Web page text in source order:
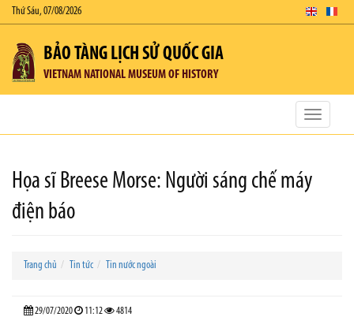
Thứ Sáu, 07/08/2026
BẢO TÀNG LỊCH SỬ QUỐC GIA
VIETNAM NATIONAL MUSEUM OF HISTORY
Toggle
Họa sĩ Breese Morse: Người sáng chế máy
điện báo
Trang chủ Tin tức Tin nước ngoài
29/07/2020 11:12 4814